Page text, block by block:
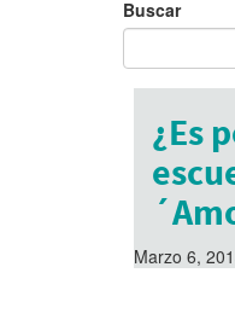
Buscar
¿Es
Marzo 6,